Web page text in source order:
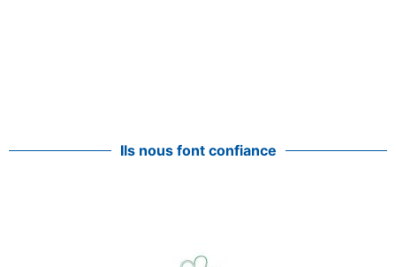
Ils nous font confiance